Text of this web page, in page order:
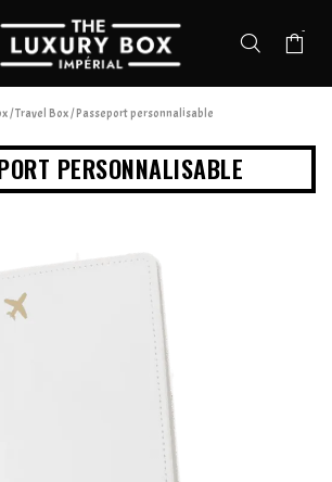
-
/Travel Box/ Passeport personnalisable
PERSONNALISABLE